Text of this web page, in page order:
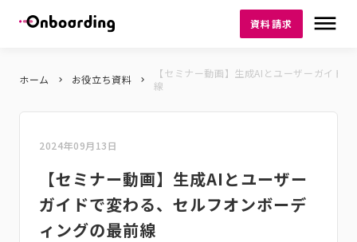
資料請求 dehaze
ホーム keyboard_arrow_right お役立ち資料 keyboard_arrow_right
【セミナー動画】生成AIとユーザーガイド
線
2024年09月13日
【セミナー動画】生成AIとユーザー
ガイドで変わる、セルフオンボーデ
ィングの最前線